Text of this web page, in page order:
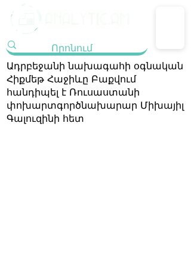
Ադրբեջանի նախագահի օգնական
Հիքմեթ Հաջիևը Բաքվում
հանդիպել է Ռուսաստանի
փոխարտգործնախարար Միխայիլ
Գալուզինի հետ